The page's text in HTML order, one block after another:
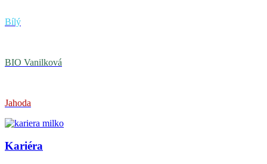
Bílý
BIO Vanilková
Jahoda
Kariéra